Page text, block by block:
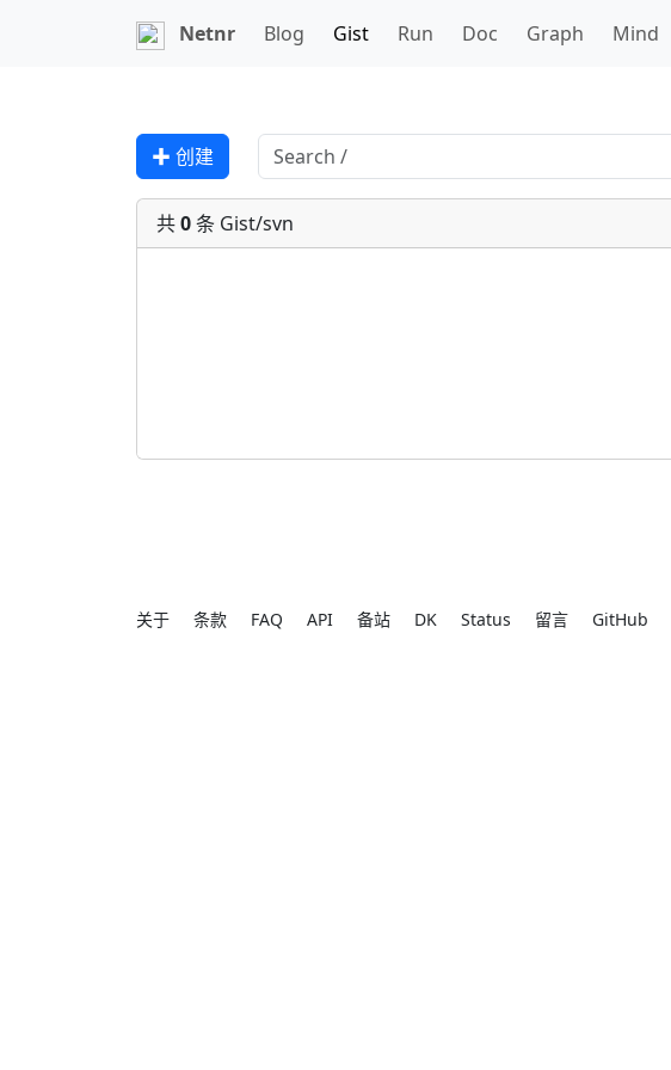
Netnr Blog Gist Run Doc Graph Mind
✚ 创建
共0条 Gist/svn
关于 条款 FAQ API 备站 DK Status 留言 GitHub